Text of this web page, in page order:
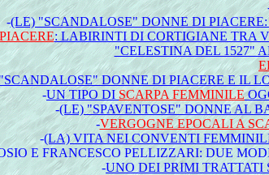
-(LE) "SCANDALOSE" DONNE DI
: LABIRINTI DI CORTIGIANE TRA
"CELESTINA DEL 1527"
DONNE DI PIACERE E IL
-UN TIPO DISCARPA FEMMINILE
-(LE) "SPAVENTOSE" DONNE AL
-VERGOGNE EPOCALI A
-(LA) VITA NEI CONVENTI
E FRANCESCO PELLIZZARI: DUE
-UNO DEI PRIMI TRATTATI